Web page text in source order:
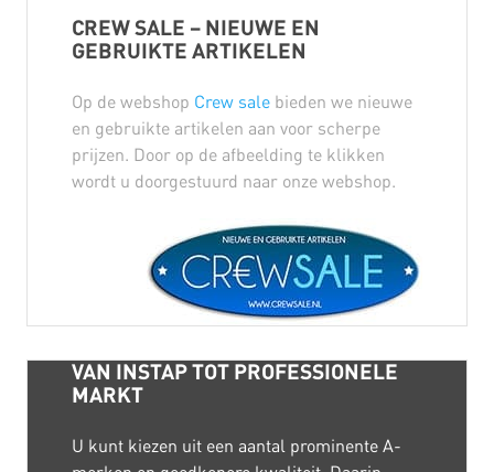
CREW SALE – NIEUWE EN
GEBRUIKTE ARTIKELEN
Op de webshop Crew sale bieden we nieuwe
en gebruikte artikelen aan voor scherpe
prijzen. Door op de afbeelding te klikken
wordt u doorgestuurd naar onze webshop.
VAN INSTAP TOT PROFESSIONELE
MARKT
U kunt kiezen uit een aantal prominente A-